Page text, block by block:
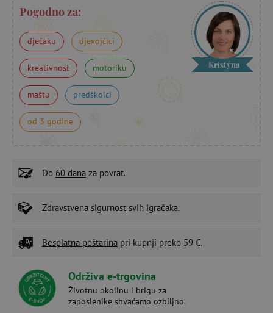
Pogodno za:
dječaku djevojčici
kreativnost motoriku
maštu predškolci
od 3 godine
Kristýna
Do 60 dana za povrat.
Zdravstvena sigurnost svih igračaka.
Besplatna poštarina pri kupnji preko 59 €.
Održiva e-trgovina
Životnu okolinu i brigu za
zaposlenike shvaćamo ozbiljno.